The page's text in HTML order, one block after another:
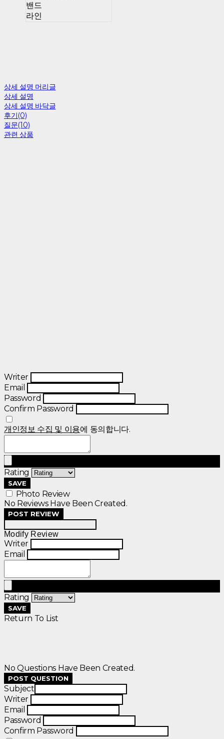
밴드
라인
상세 설명 머리글
상세 설명
상세 설명 바닥글
후기(0)
질문(10)
관련 상품
Writer
Email
Password
Confirm Password
개인정보 수집 및 이용에 동의합니다.
Rating
SAVE
Photo Review
No Reviews Have Been Created.
POST REVIEW
Modify Review
Writer
Email
Rating
SAVE
Return To List
No Questions Have Been Created.
POST QUESTION
Subject
Writer
Email
Password
Confirm Password